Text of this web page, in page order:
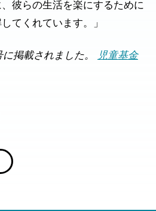
彼らの生活を楽にするために
てくれています。」
掲載されました。
児童基金